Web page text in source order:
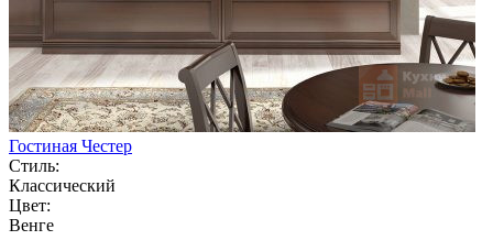
Гостиная Честер
Стиль:
Классический
Цвет:
Венге